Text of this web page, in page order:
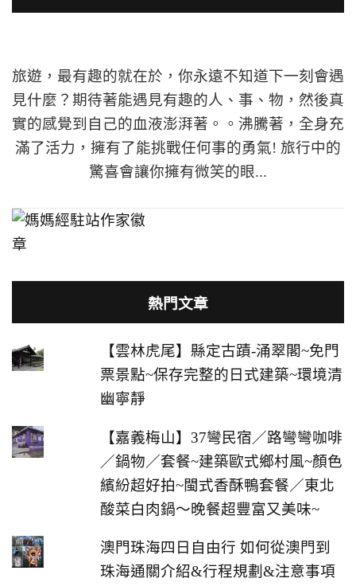
旅遊，最有趣的就在於，你永遠不知道下一刻會遇
見什麼？期待著能遇見有趣的人、事、物，然後真
實的感覺到自己的血液澎湃著。。沸騰著，全身充
滿了活力，擁有了能挑戰任何事的勇氣! 旅行中的
驚喜會讓你擁有微笑的眼...
熱門文章
【雲林虎尾】縣定古蹟-涌翠閣~免門
票景點~保存完整的日式建築~環境清
幽寧靜
【嘉義梅山】37彎民宿／路彎彎咖啡
／鍋物／套餐~建築歐式鄉村風~顏色
繽紛超好拍~閩式香酥鴨套餐／東北
酸菜白肉鍋～晚餐超豐富又美味~
澳門珠海四日自由行 如何從澳門到
珠海通關介紹&行程規劃&注意事項